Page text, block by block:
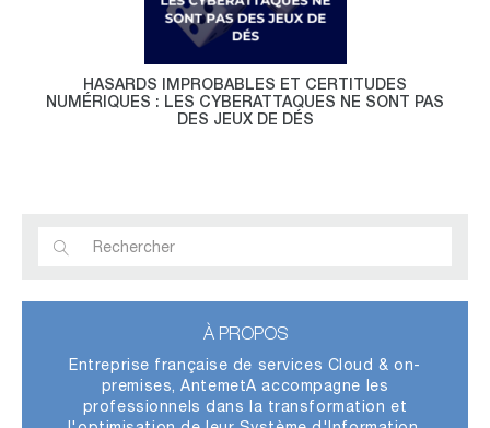
HASARDS IMPROBABLES ET CERTITUDES
NUMÉRIQUES : LES CYBERATTAQUES NE SONT PAS
DES JEUX DE DÉS
À PROPOS
Entreprise française de services Cloud & on-
premises, AntemetA accompagne les
professionnels dans la transformation et